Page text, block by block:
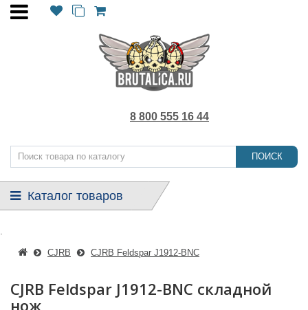
8 800 555 16 44
ПОИСК
Каталог товаров
CJRB CJRB Feldspar J1912-BNC
CJRB Feldspar J1912-BNC складной
нож